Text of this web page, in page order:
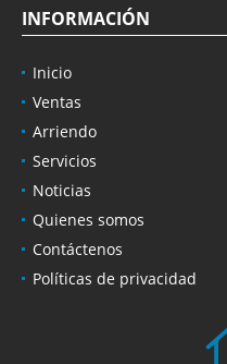
INFORMACIÓN
Inicio
Ventas
Arriendo
Servicios
Noticias
Quienes somos
Contáctenos
Políticas de privacidad